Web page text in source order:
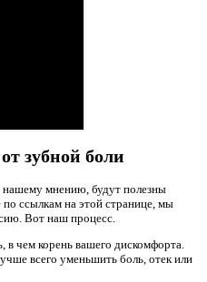
зубной боли
мнению, будут полезны
ссылкам на этой странице, мы
Вот наш процесс.
в чем корень вашего дискомфорта.
всего уменьшить боль, отек или